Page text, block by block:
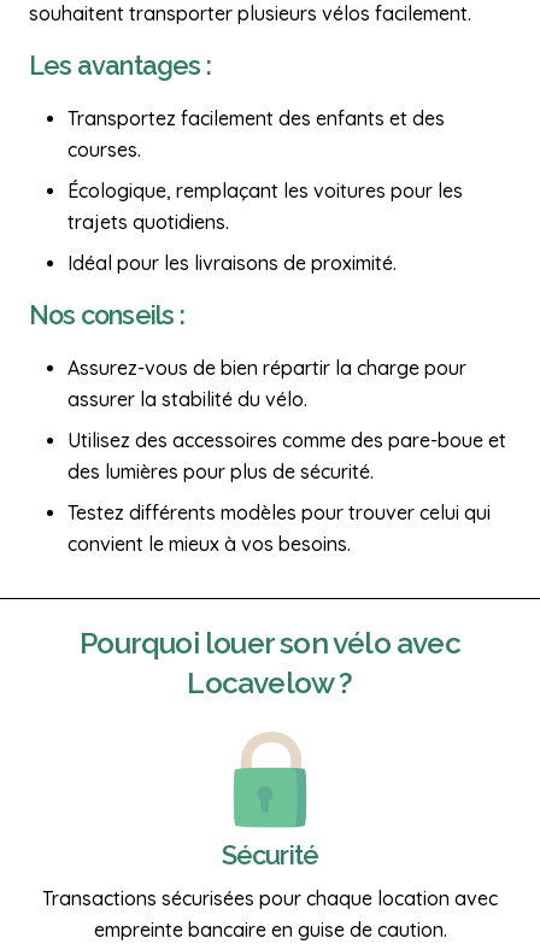
souhaitent transporter plusieurs vélos facilement.
Les avantages :
Transportez facilement des enfants et des
courses.
Écologique, remplaçant les voitures pour les
trajets quotidiens.
Idéal pour les livraisons de proximité.
Nos conseils :
Assurez-vous de bien répartir la charge pour
assurer la stabilité du vélo.
Utilisez des accessoires comme des pare-boue et
des lumières pour plus de sécurité.
Testez différents modèles pour trouver celui qui
convient le mieux à vos besoins.
Pourquoi louer son véloavec
Locavelow ?
Sécurité
Transactions sécurisées pour chaque location avec
empreinte bancaire en guise de caution.